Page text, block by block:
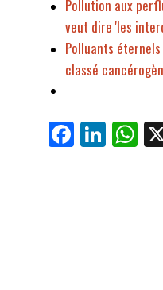
Pollution aux
veut dire 'les
Polluants éternels
classé
Fa
ce
Li
nk
W
ha